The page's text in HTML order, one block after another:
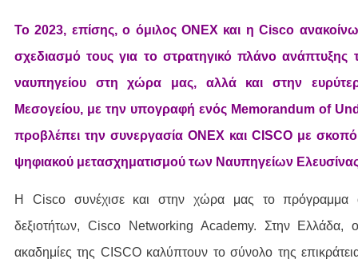
Το 2023, επίσης, ο όμιλος ONEX και η Cisco
σχεδιασμό τους για το στρατηγικό πλάνο
ναυπηγείου στη χώρα μας, αλλά και στην
Μεσογείου, με την υπογραφή ενός Memorandum of
προβλέπει την συνεργασία ONEX και CISCO με
ψηφιακού μετασχηματισμού των Ναυπηγείων
Η Cisco συνέχισε και στην χώρα μας το πρόγραμμα
δεξιοτήτων, Cisco Networking Academy. Στην Ελλάδα,
ακαδημίες της CISCO καλύπτουν το σύνολο της